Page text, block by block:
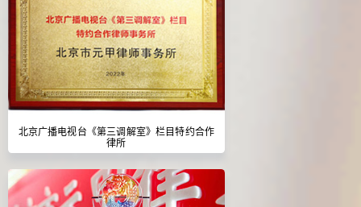
北京广播电视台《第三调解室》栏目特约合作
律所